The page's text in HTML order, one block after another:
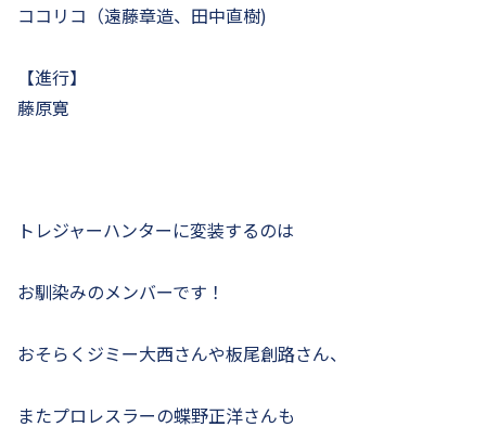
ココリコ（遠藤章造、田中直樹)
【進行】
藤原寛
トレジャーハンターに変装するのは
お馴染みのメンバーです！
おそらくジミー大西さんや板尾創路さん、
またプロレスラーの蝶野正洋さんも